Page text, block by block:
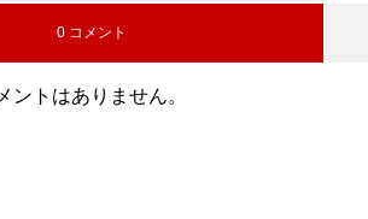
0 コメント
ントはありません。